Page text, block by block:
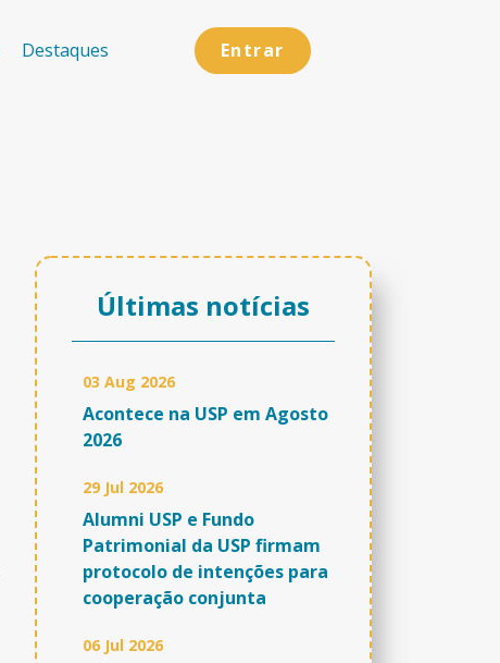
Destaques Entrar
Últimas notícias
03 Aug 2026
Acontece na USP em Agosto
2026
29 Jul 2026
Alumni USP e Fundo
Patrimonial da USP firmam
protocolo de intenções para
cooperação conjunta
06 Jul 2026